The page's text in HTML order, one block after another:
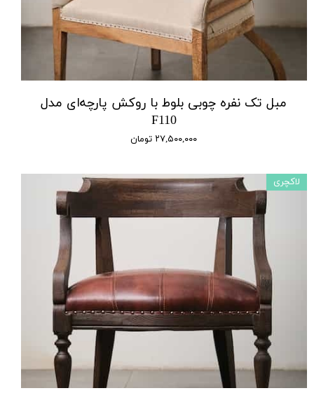
مبل تک نفره چوبی بلوط با روکش پارچه‌ای مدل
F110
۲۷,۵۰۰,۰۰۰ تومان
لاکچری